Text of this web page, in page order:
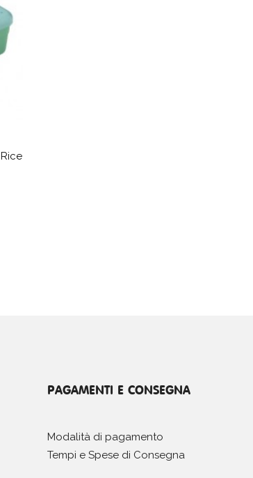
PAGAMENTI E CONSEGNA
Modalità di pagamento
Tempi e Spese di Consegna